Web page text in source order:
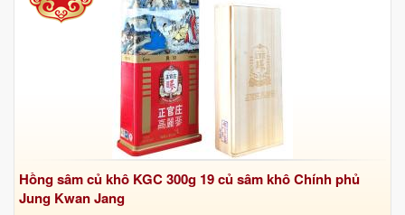
Hồng sâm củ khô KGC 300g 19 củ sâm khô Chính phủ
Jung Kwan Jang